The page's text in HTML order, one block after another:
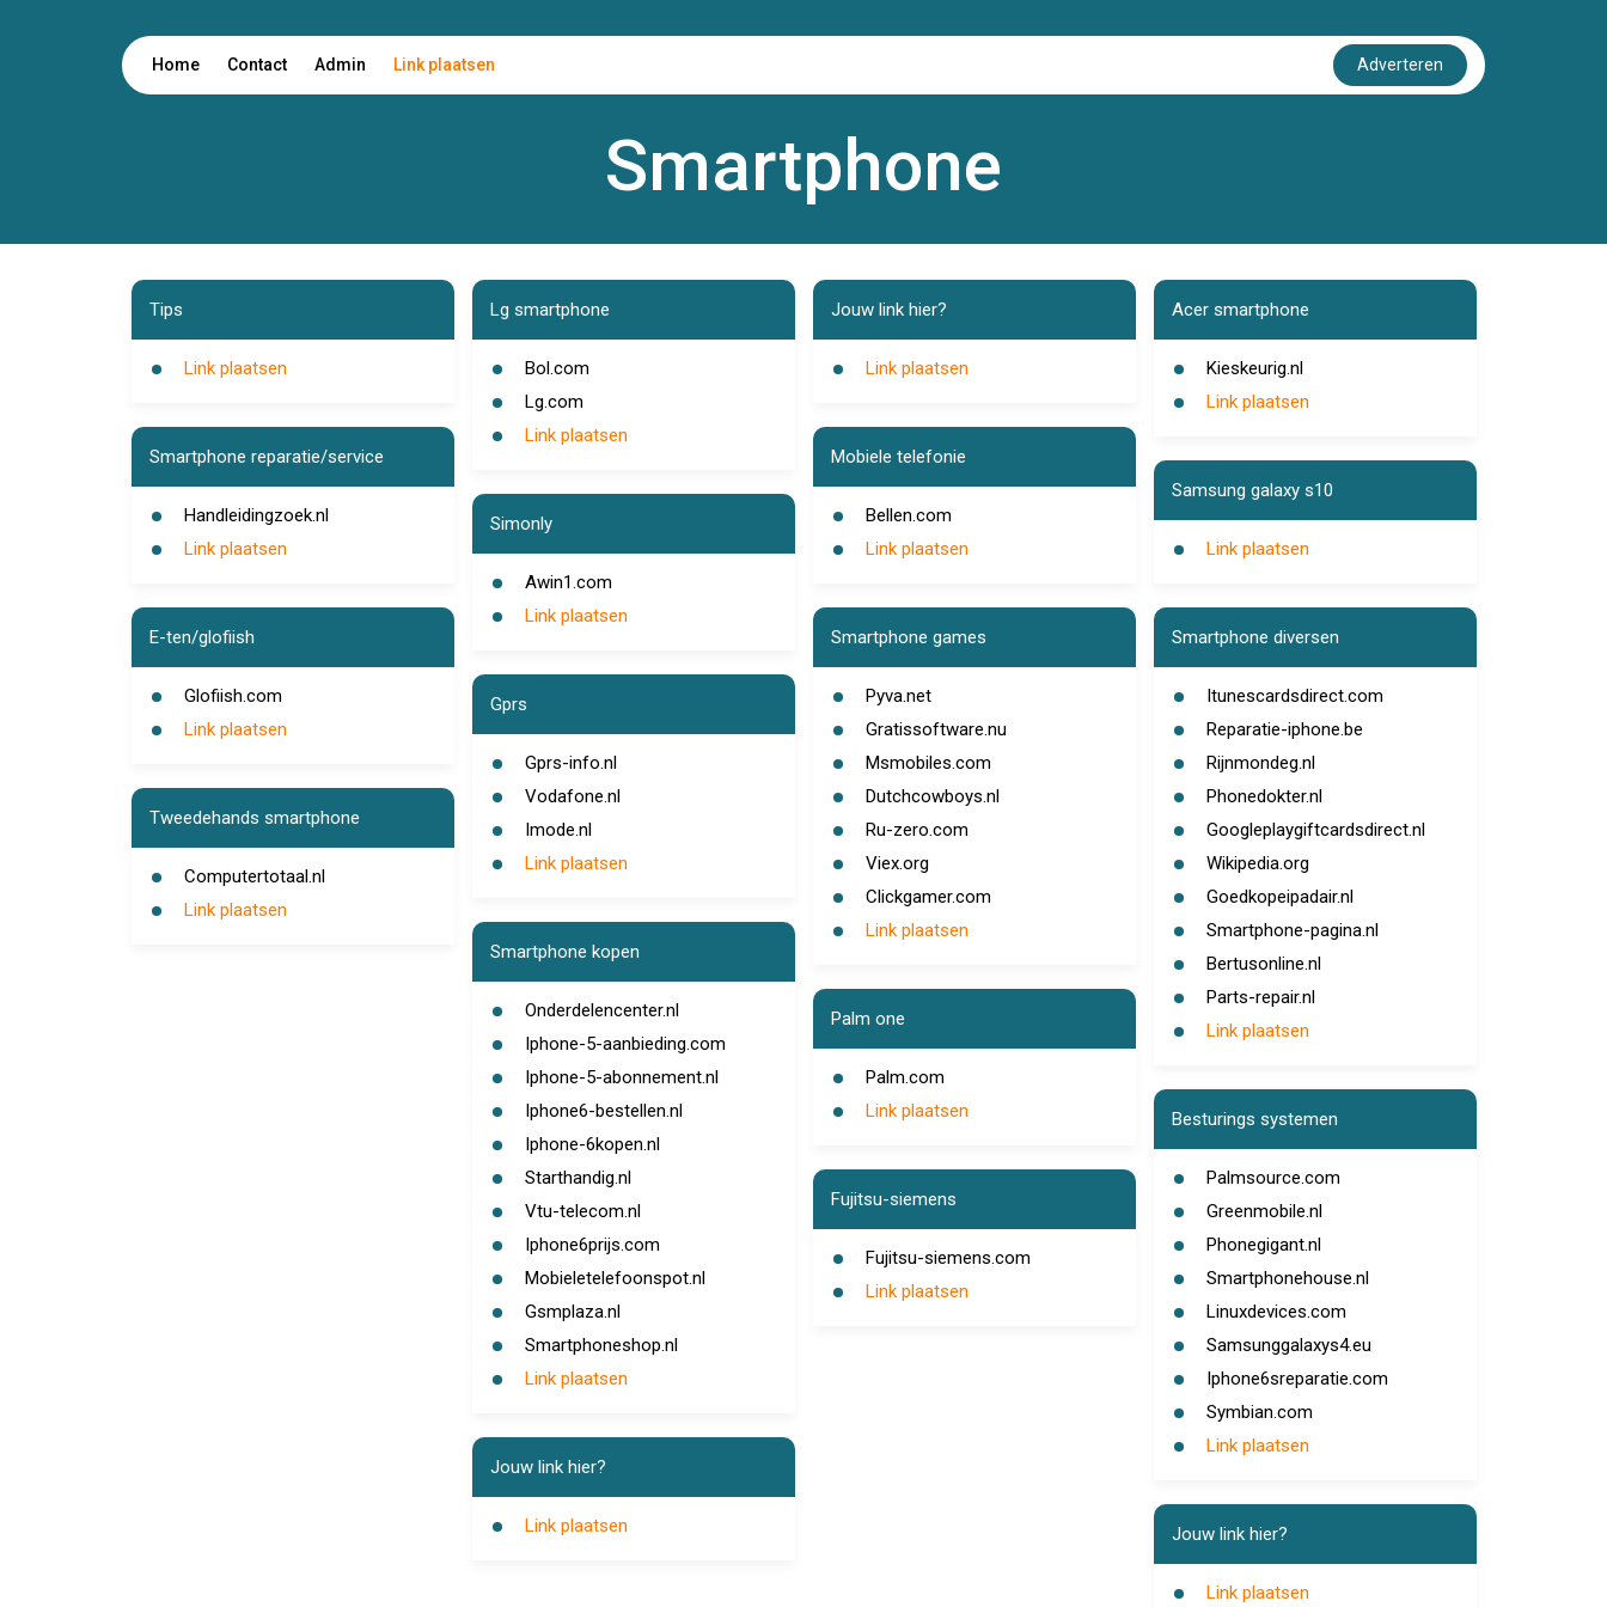
Home Contact Admin Link plaatsen Adverteren
Smartphone
Tips
Link plaatsen
Smartphone reparatie/service
Handleidingzoek.nl
Link plaatsen
E-ten/glofiish
Glofiish.com
Link plaatsen
Tweedehands smartphone
Computertotaal.nl
Link plaatsen
Lg smartphone
Bol.com
Lg.com
Link plaatsen
Simonly
Awin1.com
Link plaatsen
Gprs
Gprs-info.nl
Vodafone.nl
Imode.nl
Link plaatsen
Smartphone kopen
Onderdelencenter.nl
Iphone-5-aanbieding.com
Iphone-5-abonnement.nl
Iphone6-bestellen.nl
Iphone-6kopen.nl
Starthandig.nl
Vtu-telecom.nl
Iphone6prijs.com
Mobieletelefoonspot.nl
Gsmplaza.nl
Smartphoneshop.nl
Link plaatsen
Jouw link hier?
Link plaatsen
Jouw link hier?
Link plaatsen
Mobiele telefonie
Bellen.com
Link plaatsen
Smartphone games
Pyva.net
Gratissoftware.nu
Msmobiles.com
Dutchcowboys.nl
Ru-zero.com
Viex.org
Clickgamer.com
Link plaatsen
Palm one
Palm.com
Link plaatsen
Fujitsu-siemens
Fujitsu-siemens.com
Link plaatsen
Acer smartphone
Kieskeurig.nl
Link plaatsen
Samsung galaxy s10
Link plaatsen
Smartphone diversen
Itunescardsdirect.com
Reparatie-iphone.be
Rijnmondeg.nl
Phonedokter.nl
Googleplaygiftcardsdirect.nl
Wikipedia.org
Goedkopeipadair.nl
Smartphone-pagina.nl
Bertusonline.nl
Parts-repair.nl
Link plaatsen
Besturings systemen
Palmsource.com
Greenmobile.nl
Phonegigant.nl
Smartphonehouse.nl
Linuxdevices.com
Samsunggalaxys4.eu
Iphone6sreparatie.com
Symbian.com
Link plaatsen
Jouw link hier?
Link plaatsen